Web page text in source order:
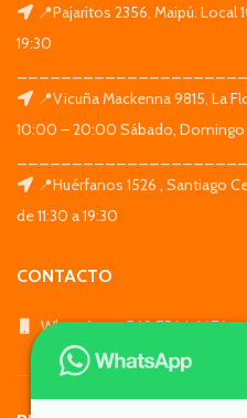
📍Pajaritos 2356, Maipú. Local
19:30
📍Vicuña Mackenna 9815, La
10:00 – 20:00 Sábado, Domingo
📍Huérfanos 1526 , Santiago
de 11:30 a 19:30
CONTACTO
WhatsApp: +569 7564 4676